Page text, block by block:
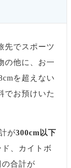
先でスポーツ
の他に、お一
を超えない
でお預けいた
が300cm以下
、カイトボ
合計が